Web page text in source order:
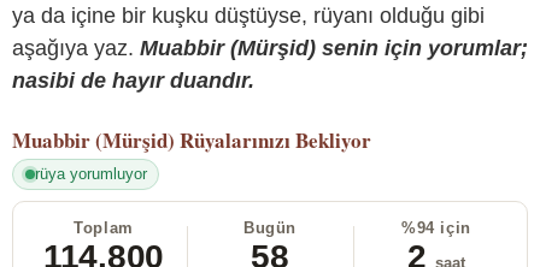
ya da içine bir kuşku düştüyse, rüyanı olduğu gibi
aşağıya yaz. Muabbir (Mürşid) senin için yorumlar;
nasibi de hayır duandır.
Muabbir (Mürşid) Rüyalarınızı Bekliyor
rüya yorumluyor
Toplam
114.800
Bugün
58
%94 için
2 saat